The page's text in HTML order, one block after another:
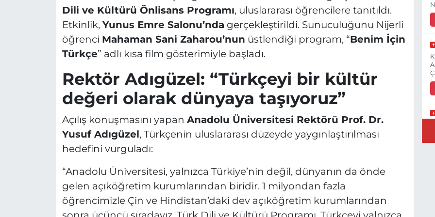
Dili ve Kültürü Önlisans Programı, uluslararası öğrencilere tanıtıldı.
Etkinlik, Yunus Emre Salonu’nda gerçekleştirildi. Sunuculuğunu Nijerli
öğrenci Mahaman Sani Zaharou’nun üstlendiği program, “Benim İçin
Türkçe” adlı kısa film gösterimiyle başladı.
Rektör Adıgüzel: “Türkçeyi bir kültür
değeri olarak dünyaya taşıyoruz”
Açılış konuşmasını yapan Anadolu Üniversitesi Rektörü Prof. Dr.
Yusuf Adıgüzel, Türkçenin uluslararası düzeyde yaygınlaştırılması
hedefini vurguladı:
“Anadolu Üniversitesi, yalnızca Türkiye’nin değil, dünyanın da önde
gelen açıköğretim kurumlarından biridir. 1 milyondan fazla
öğrencimizle Çin ve Hindistan’daki dev açıköğretim kurumlarından